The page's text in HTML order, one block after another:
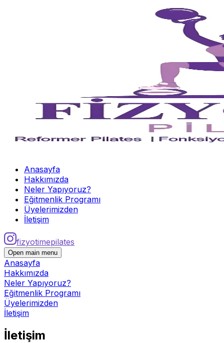
Anasayfa
Hakkımızda
Neler Yapıyoruz?
Eğitmenlik Programı
Üyelerimizden
İletişim
fizyotimepilates
Open main menu
Anasayfa
Hakkımızda
Neler Yapıyoruz?
Eğitmenlik Programı
Üyelerimizden
İletişim
İletişim